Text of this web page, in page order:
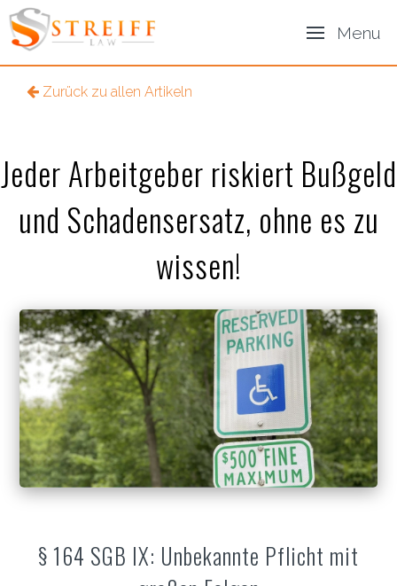
Menu
Zurück zu allen Artikeln
Jeder Arbeitgeber riskiert Bußgeld
und Schadensersatz, ohne es zu
wissen!
§ 164 SGB IX: Unbekannte Pflicht mit